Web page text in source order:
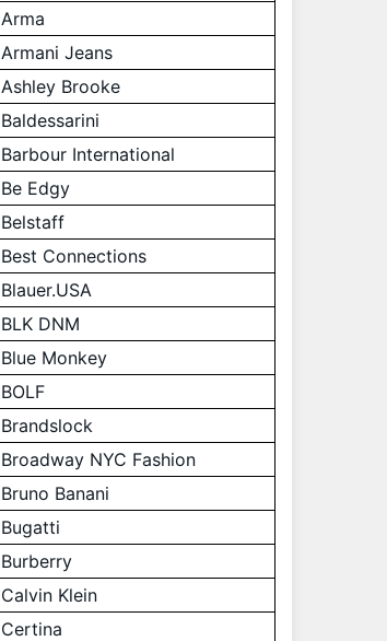
Arma
Armani Jeans
Ashley Brooke
Baldessarini
Barbour International
Be Edgy
Belstaff
Best Connections
Blauer.USA
BLK DNM
Blue Monkey
BOLF
Brandslock
Broadway NYC Fashion
Bruno Banani
Bugatti
Burberry
Calvin Klein
Certina